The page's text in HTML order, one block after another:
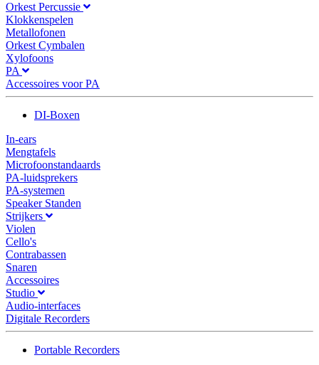
Orkest Percussie
Klokkenspelen
Metallofonen
Orkest Cymbalen
Xylofoons
PA
Accessoires voor PA
DI-Boxen
In-ears
Mengtafels
Microfoonstandaards
PA-luidsprekers
PA-systemen
Speaker Standen
Strijkers
Violen
Cello's
Contrabassen
Snaren
Accessoires
Studio
Audio-interfaces
Digitale Recorders
Portable Recorders